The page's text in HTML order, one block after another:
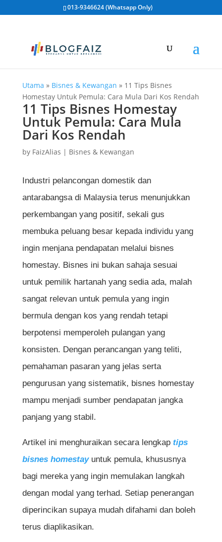
013-9346624 (Whatsapp Only)
Utama » Bisnes & Kewangan » 11 Tips Bisnes
Homestay Untuk Pemula: Cara Mula Dari Kos Rendah
11 Tips Bisnes Homestay
Untuk Pemula: Cara Mula
Dari Kos Rendah
by FaizAlias | Bisnes & Kewangan
Industri pelancongan domestik dan
antarabangsa di Malaysia terus menunjukkan
perkembangan yang positif, sekali gus
membuka peluang besar kepada individu yang
ingin menjana pendapatan melalui bisnes
homestay. Bisnes ini bukan sahaja sesuai
untuk pemilik hartanah yang sedia ada, malah
sangat relevan untuk pemula yang ingin
bermula dengan kos yang rendah tetapi
berpotensi memperoleh pulangan yang
konsisten. Dengan perancangan yang teliti,
pemahaman pasaran yang jelas serta
pengurusan yang sistematik, bisnes homestay
mampu menjadi sumber pendapatan jangka
panjang yang stabil.
Artikel ini menghuraikan secara lengkap tips
bisnes homestayuntuk pemula, khususnya
bagi mereka yang ingin memulakan langkah
dengan modal yang terhad. Setiap penerangan
diperincikan supaya mudah difahami dan boleh
terus diaplikasikan.